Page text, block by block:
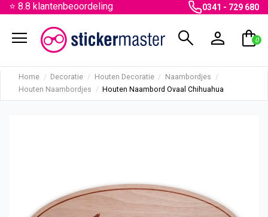
⭐ 8.8 klantenbeoordeling 0341 - 729 680
menu search person shopping_bag
0
Home Decoratie Houten Decoratie
Naambordjes
Houten Naambordjes
Houten Naambord Ovaal Chihuahua